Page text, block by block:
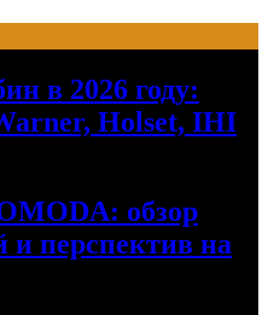
в 2026 году:
Holset, IHI
обзор
и перспектив на